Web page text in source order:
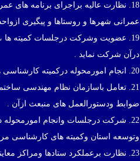
18. نظارت عالیه براجرای برنامه
عمرانی شهرها و روستاها و پیگیری
19. عضویت وشرکت درجلسات کمیته ها
درآن شرکت نماید .
20. انجام امورمحوله درکمیته کارشناسی هیات 4 نفره استان موضوع آیین نامه اجرایی ماده 33 قانون نظام مهندسی وکنترل ساختمان .
21. تعامل باسازمان نظام مهندسی
ضوابط ودستورالعمل های منبعث ازآن .
22. شرکت درجلسات وانجام
وتوسعه استان وکمیته های کارشناسی
23. نظارت برعملکرد ستادها ومراکز معاینه فنی دراستان های مشمول موضوع مصوبه سال 1393 هیات وزیران